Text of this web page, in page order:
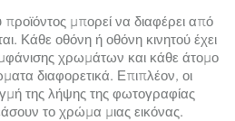
μπορεί να διαφέρει από
Κάθε οθόνη ή οθόνη κινητού έχει
χρωμάτων και κάθε άτομο
διαφορετικά. Επιπλέον, οι
της λήψης της φωτογραφίας
το χρώμα μιας εικόνας.